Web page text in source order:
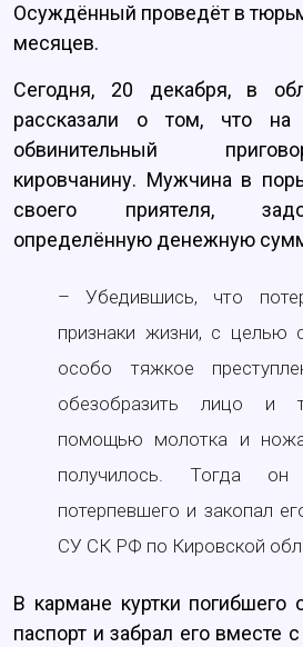
Осуждённый проведёт в
месяцев.
Сегодня, 20 декабря, в
рассказали о том, что
обвинительный
кировчанину. Мужчина в
своего приятеля,
определённую денежную
– Убедившись, что
признаки жизни, с целью
особо тяжкое
обезобразить лицо и
помощью молотка и
получилось. Тогда
потерпевшего и закопал
СУ СК РФ по Кировской
В кармане куртки
паспорт и забрал его вместе